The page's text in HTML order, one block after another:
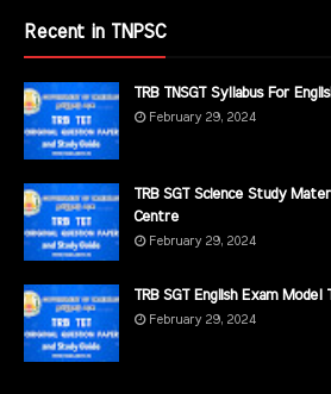
Recent in TNPSC
TRB TNSGT Syllabus For
February 29, 2024
TRB SGT Science Study
Centre
February 29, 2024
TRB SGT English Exam
February 29, 2024